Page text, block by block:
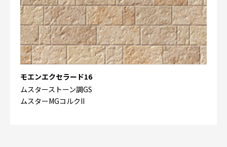
モエンエクセラード16
ムスターストーン調GS
ムスターMGコルクII